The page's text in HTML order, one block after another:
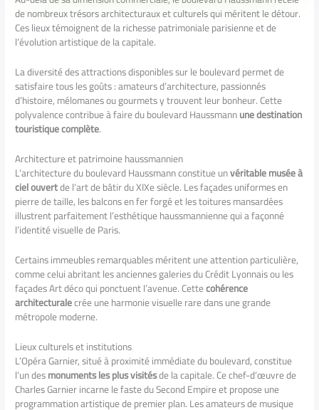
de nombreux trésors architecturaux et culturels qui méritent le détour.
Ces lieux témoignent de la richesse patrimoniale parisienne et de
l’évolution artistique de la capitale.
La diversité des attractions disponibles sur le boulevard permet de
satisfaire tous les goûts : amateurs d’architecture, passionnés
d’histoire, mélomanes ou gourmets y trouvent leur bonheur. Cette
polyvalence contribue à faire du boulevard Haussmannune destination
touristique complète.
Architecture et patrimoine haussmannien
L’architecture du boulevard Haussmann constitue unvéritable musée à
ciel ouvertde l’art de bâtir du XIXe siècle. Les façades uniformes en
pierre de taille, les balcons en fer forgé et les toitures mansardées
illustrent parfaitement l’esthétique haussmannienne qui a façonné
l’identité visuelle de Paris.
Certains immeubles remarquables méritent une attention particulière,
comme celui abritant les anciennes galeries du Crédit Lyonnais ou les
façades Art déco qui ponctuent l’avenue. Cettecohérence
architecturalecrée une harmonie visuelle rare dans une grande
métropole moderne.
Lieux culturels et institutions
L’Opéra Garnier, situé à proximité immédiate du boulevard, constitue
l’un desmonuments les plus visitésde la capitale. Ce chef-d’œuvre de
Charles Garnier incarne le faste du Second Empire et propose une
programmation artistique de premier plan. Les amateurs de musique